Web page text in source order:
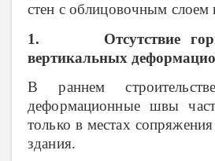
стен с облицовочным слоем
1. Отсутствие
вертикальных
В раннем
деформационные швы
только в местах
здания.